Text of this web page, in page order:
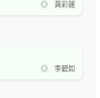
◎ 黃彩蓮
◎ 李碧如